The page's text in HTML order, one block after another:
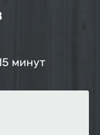
минут